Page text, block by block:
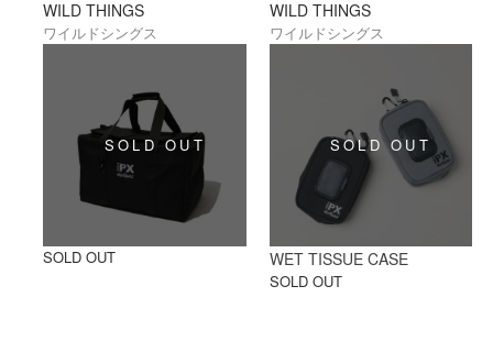
WILD THINGS
ワイルドシングス
SOLD OUT
WILD THINGS
ワイルドシングス
WET TISSUE CASE
SOLD OUT